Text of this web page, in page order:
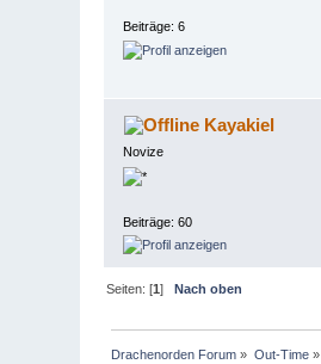
Beiträge: 6
Kayakiel
Novize
Beiträge: 60
Seiten: [1]Nach oben
Drachenorden Forum » Out-Time»